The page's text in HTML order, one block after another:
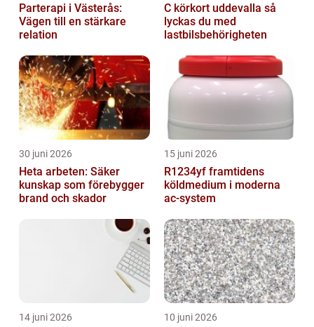
Parterapi i Västerås:
Vägen till en stärkare
relation
C körkort uddevalla så
lyckas du med
lastbilsbehörigheten
30 juni 2026
Heta arbeten: Säker
kunskap som förebygger
brand och skador
15 juni 2026
R1234yf framtidens
köldmedium i moderna
ac-system
14 juni 2026 10 juni 2026